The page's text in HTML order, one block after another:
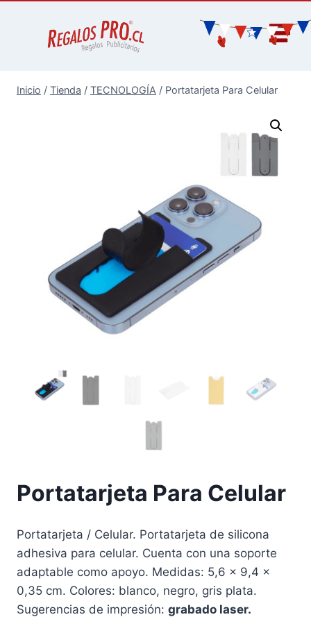
Inicio / Tienda / TECNOLOGÍA / Portatarjeta Para Celular
Portatarjeta Para Celular
Portatarjeta / Celular. Portatarjeta de silicona
adhesiva para celular. Cuenta con una soporte
adaptable como apoyo. Medidas: 5,6 x 9,4 x
0,35 cm. Colores: blanco, negro, gris plata.
Sugerencias de impresión: grabado laser.